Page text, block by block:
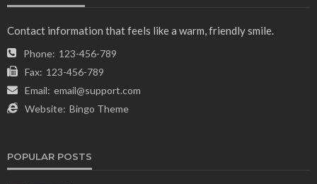
Contact information that feels like a warm, friendly smile.
Phone: 123-456-789
Fax: 123-456-789
Email: email@support.com
Website: Bingo Theme
POPULAR POSTS